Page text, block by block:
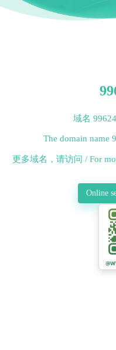
域名
The domain name
更多域名，请访问 / For
Online